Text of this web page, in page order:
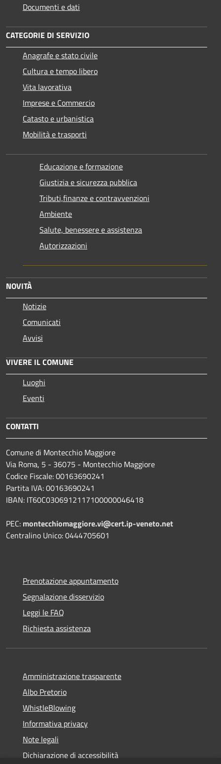
Documenti e dati
CATEGORIE DI SERVIZIO
Anagrafe e stato civile
Cultura e tempo libero
Vita lavorativa
Imprese e Commercio
Catasto e urbanistica
Mobilità e trasporti
Educazione e formazione
Giustizia e sicurezza pubblica
Tributi,finanze e contravvenzioni
Ambiente
Salute, benessere e assistenza
Autorizzazioni
NOVITÀ
Notizie
Comunicati
Avvisi
VIVERE IL COMUNE
Luoghi
Eventi
CONTATTI
Comune di Montecchio Maggiore
Via Roma, 5 - 36075 - Montecchio Maggiore
Codice Fiscale: 00163690241
Partita IVA: 00163690241
IBAN: IT60C0306912117100000046418
PEC: montecchiomaggiore.vi@cert.ip-veneto.net
Centralino Unico: 0444705601
Prenotazione appuntamento
Segnalazione disservizio
Leggi le FAQ
Richiesta assistenza
Amministrazione trasparente
Albo Pretorio
WhistleBlowing
Informativa privacy
Note legali
Dichiarazione di accessibilità